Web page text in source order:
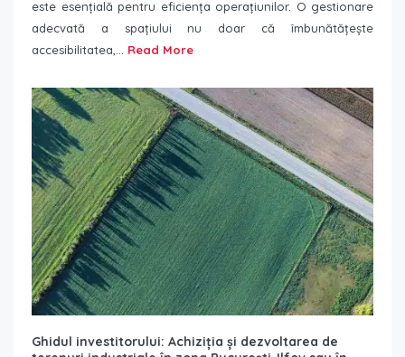
este esențială pentru eficiența operațiunilor. O gestionare
adecvată a spațiului nu doar că îmbunătățește
accesibilitatea,... Read More
Ghidul investitorului: Achiziția și dezvoltarea de